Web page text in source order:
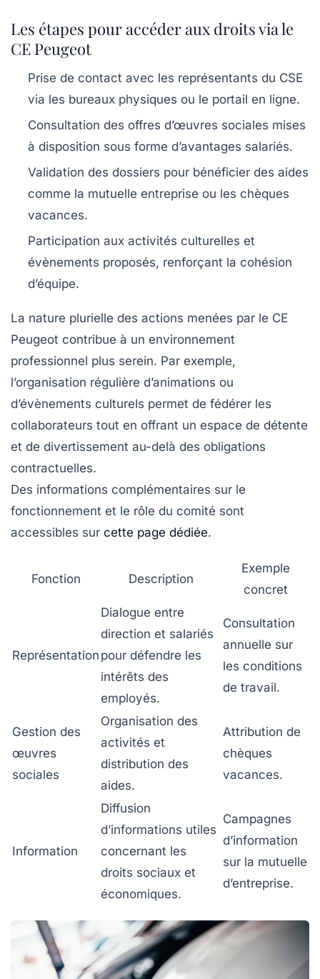
Les étapes pour accéder aux droits via le
CE Peugeot
Prise de contact avec les représentants du CSE
via les bureaux physiques ou le portail en ligne.
Consultation des offres d’œuvres sociales mises
à disposition sous forme d’avantages salariés.
Validation des dossiers pour bénéficier des aides
comme la mutuelle entreprise ou les chèques
vacances.
Participation aux activités culturelles et
évènements proposés, renforçant la cohésion
d’équipe.
La nature plurielle des actions menées par le CE
Peugeot contribue à un environnement
professionnel plus serein. Par exemple,
l’organisation régulière d’animations ou
d’évènements culturels permet de fédérer les
collaborateurs tout en offrant un espace de détente
et de divertissement au-delà des obligations
contractuelles.
Des informations complémentaires sur le
fonctionnement et le rôle du comité sont
accessibles sur cette page dédiée.
Fonction Description
Exemple
concret
Représentation
Dialogue entre
direction et salariés
pour défendre les
intérêts des
employés.
Consultation
annuelle sur
les conditions
de travail.
Gestion des
œuvres
sociales
Organisation des
activités et
distribution des
aides.
Attribution de
chèques
vacances.
Information
Diffusion
d’informations utiles
concernant les
droits sociaux et
économiques.
Campagnes
d’information
sur la mutuelle
d’entreprise.